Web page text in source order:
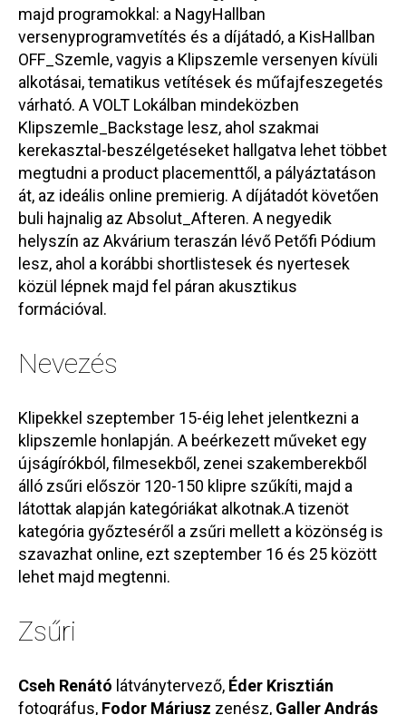
majd programokkal: a NagyHallban
versenyprogramvetítés és a díjátadó, a KisHallban
OFF_Szemle, vagyis a Klipszemle versenyen kívüli
alkotásai, tematikus vetítések és műfajfeszegetés
várható. A VOLT Lokálban mindeközben
Klipszemle_Backstage lesz, ahol szakmai
kerekasztal-beszélgetéseket hallgatva lehet többet
megtudni a product placementtől, a pályáztatáson
át, az ideális online premierig. A díjátadót követően
buli hajnalig az Absolut_Afteren. A negyedik
helyszín az Akvárium teraszán lévő Petőfi Pódium
lesz, ahol a korábbi shortlistesek és nyertesek
közül lépnek majd fel páran akusztikus
formációval.
Nevezés
Klipekkel szeptember 15-éig lehet jelentkezni a
klipszemle honlapján. A beérkezett műveket egy
újságírókból, filmesekből, zenei szakemberekből
álló zsűri először 120-150 klipre szűkíti, majd a
látottak alapján kategóriákat alkotnak.A tizenöt
kategória győzteséről a zsűri mellett a közönség is
szavazhat online, ezt szeptember 16 és 25 között
lehet majd megtenni.
Zsűri
Cseh Renátó látványtervező, Éder Krisztián
fotográfus, Fodor Máriusz zenész, Galler András